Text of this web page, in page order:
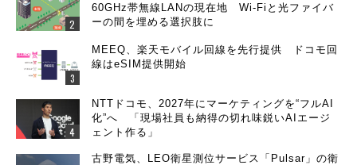
60GHz帯無線LANの現在地 Wi-Fiと光ファイバ
ーの間を埋める選択肢に
MEEQ、楽天モバイル回線を先行提供 ドコモ回
線はeSIM提供開始
NTTドコモ、2027年にマーケティングを“フルAI
化”へ 「現場社員も納得の切れ味鋭いAIエージ
ェント作る」
古野電気、LEO衛星測位サービス「Pulsar」の衛